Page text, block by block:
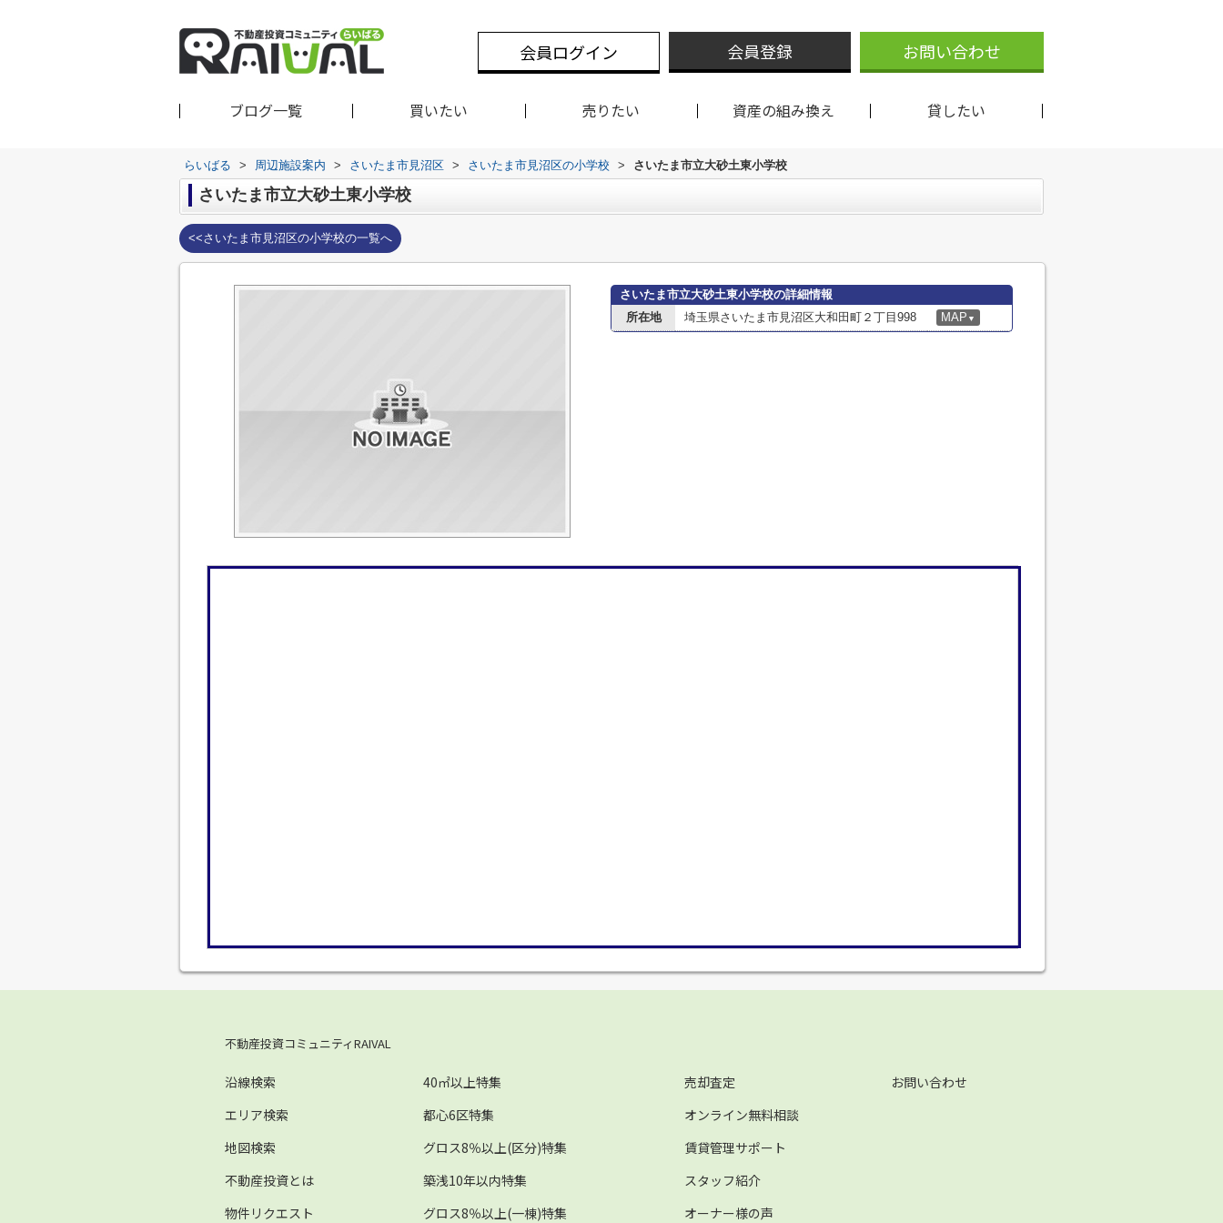
会員ログイン 会員登録 お問い合わせ
ブログ一覧 買いたい 売りたい 資産の組み換え 貸したい
らいばる > 周辺施設案内 > さいたま市見沼区 > さいたま市見沼区の小学校 > さいたま市立大砂土東小学校
さいたま市立大砂土東小学校
<<さいたま市見沼区の小学校の一覧へ
さいたま市立大砂土東小学校の詳細情報
所在地
埼玉県さいたま市見沼区大和田町２丁目998 MAP ▼
不動産投資コミュニティRAIVAL
沿線検索
エリア検索
地図検索
不動産投資とは
物件リクエスト
40㎡以上特集
都心6区特集
グロス8％以上(区分)特集
築浅10年以内特集
グロス8％以上(一棟)特集
売却査定
オンライン無料相談
賃貸管理サポート
スタッフ紹介
オーナー様の声
お問い合わせ